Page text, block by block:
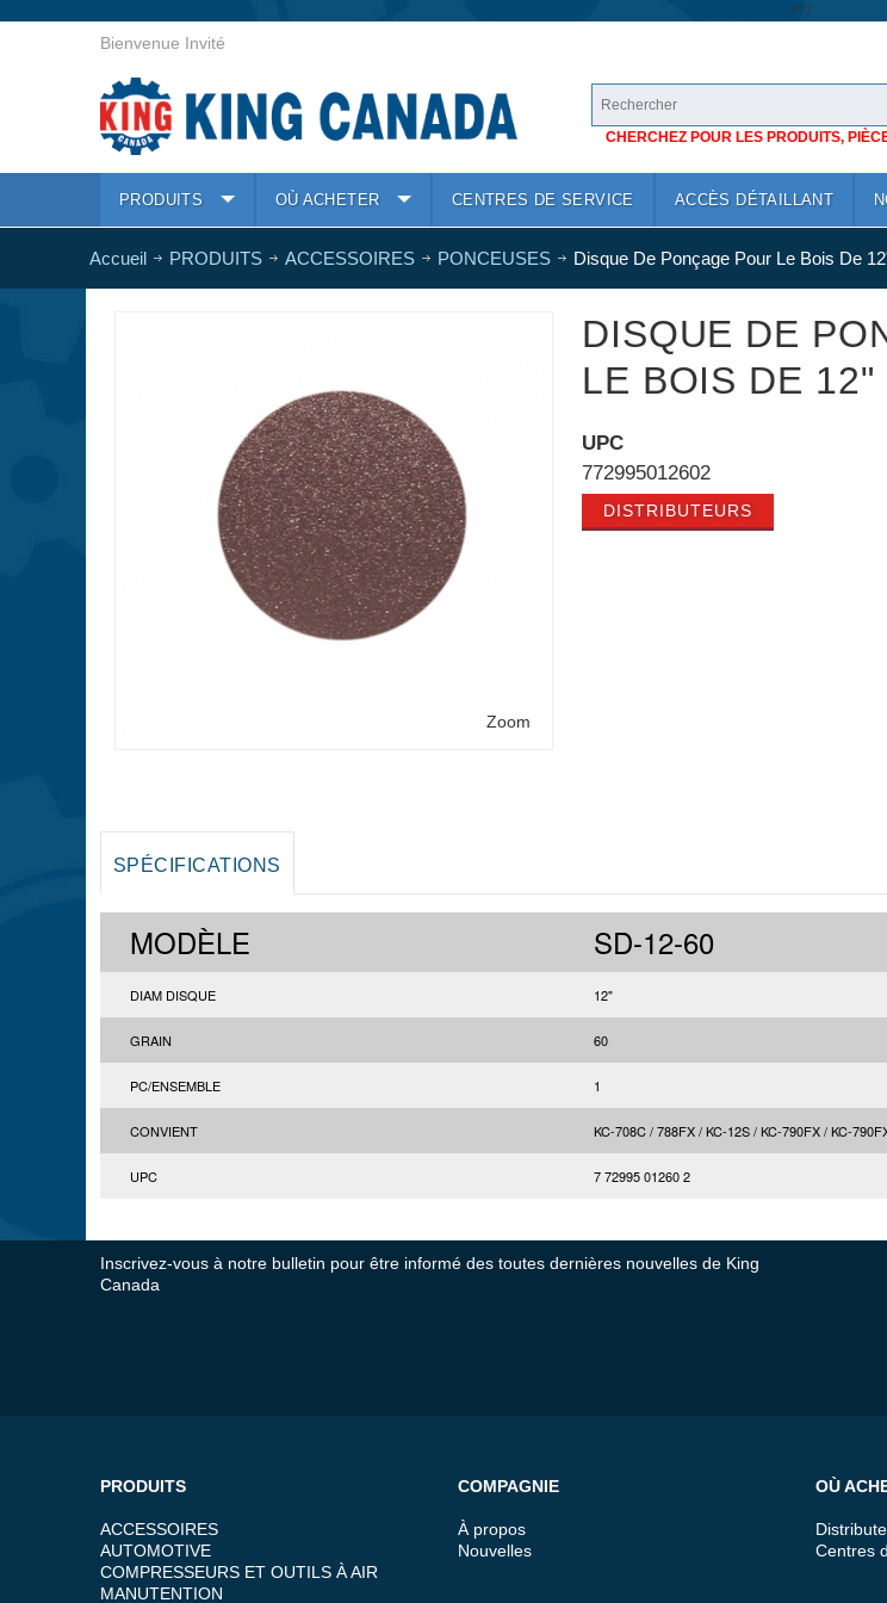
/**/
Bienvenue Invité
CHERCHEZ POUR LES PRODUITS,
PRODUITS OÙ ACHETER CENTRES DE SERVICE ACCÈS DÉTAILLANT
Accueil PRODUITS ACCESSOIRES PONCEUSES Disque De Ponçage Pour Le Bois De
Zoom
DISQUE DE
LE BOIS DE
UPC
772995012602
DISTRIBUTEURS
SPÉCIFICATIONS
MODÈLE SD-12-60
DIAM DISQUE 12"
GRAIN 60
PC/ENSEMBLE 1
CONVIENT KC-708C / 788FX / KC-12S / KC-790FX / KC-
UPC 7 72995 01260 2
Inscrivez-vous à notre bulletin pour être informé des toutes dernières nouvelles de King
Canada
PRODUITS
ACCESSOIRES
AUTOMOTIVE
COMPRESSEURS ET OUTILS À AIR
MANUTENTION
COMPAGNIE
À propos
Nouvelles
OÙ
Centres